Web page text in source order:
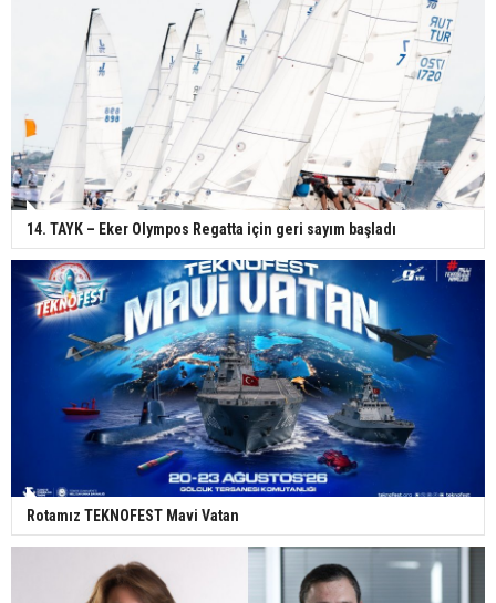
14. TAYK – Eker Olympos Regatta için geri sayım başladı
Rotamız TEKNOFEST Mavi Vatan